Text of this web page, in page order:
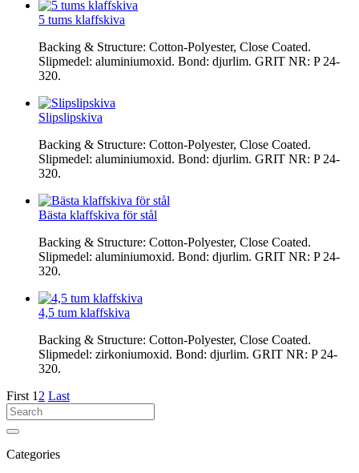
5 tums klaffskiva
Backing & Structure: Cotton-Polyester, Close Coated.
Slipmedel: aluminiumoxid. Bond: djurlim. GRIT NR: P 24-
320.
Slipslipskiva
Backing & Structure: Cotton-Polyester, Close Coated.
Slipmedel: aluminiumoxid. Bond: djurlim. GRIT NR: P 24-
320.
Bästa klaffskiva för stål
Backing & Structure: Cotton-Polyester, Close Coated.
Slipmedel: aluminiumoxid. Bond: djurlim. GRIT NR: P 24-
320.
4,5 tum klaffskiva
Backing & Structure: Cotton-Polyester, Close Coated.
Slipmedel: zirkoniumoxid. Bond: djurlim. GRIT NR: P 24-
320.
First 1 2 Last
Categories